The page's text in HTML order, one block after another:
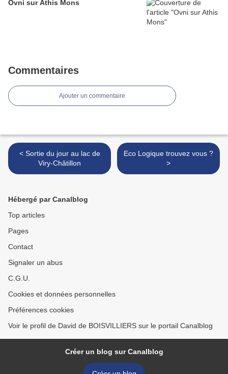
Ovni sur Athis Mons
Commentaires
Ajouter un commentaire
< Sortie du jour au lac de
Viry-Châtillon
Eco Logique trouvez vous ?
>
Hébergé par Canalblog
Top articles
Pages
Contact
Signaler un abus
C.G.U.
Cookies et données personnelles
Préférences cookies
Voir le profil de David de BOISVILLIERS sur le portail Canalblog
Créer un blog sur Canalblog